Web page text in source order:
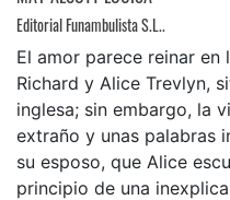
Editorial Funambulista S.L..
El amor parece reinar en
Richard y Alice Trevlyn,
inglesa; sin embargo, la
extraño y unas palabras
su esposo, que Alice
principio de una